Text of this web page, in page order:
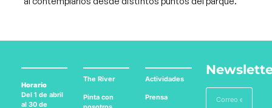
Horario
Del 1 de abril
al 30 de
The River
Pinta con
Actividades
Prensa